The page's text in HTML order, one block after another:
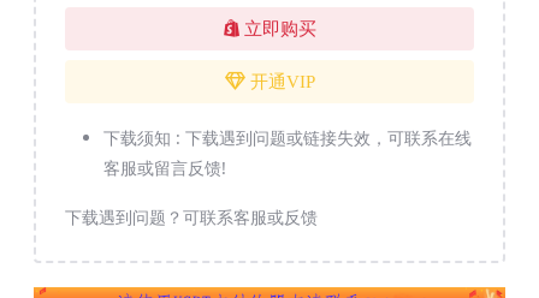
立即购买
开通VIP
下载须知 : 下载遇到问题或链接失效，可联系在线
客服或留言反馈!
下载遇到问题？可联系客服或反馈